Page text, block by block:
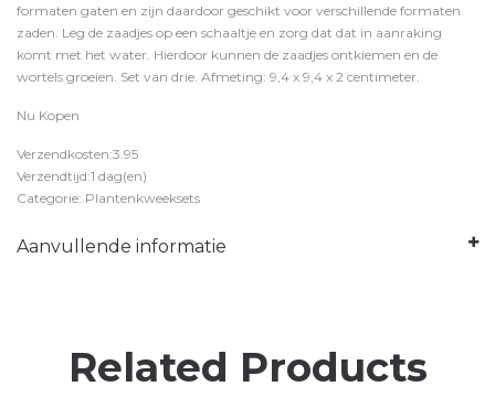
formaten gaten en zijn daardoor geschikt voor verschillende formaten
zaden. Leg de zaadjes op een schaaltje en zorg dat dat in aanraking
komt met het water. Hierdoor kunnen de zaadjes ontkiemen en de
wortels groeien. Set van drie. Afmeting: 9,4 x 9,4 x 2 centimeter.
Nu Kopen
Verzendkosten:3.95
Verzendtijd:1 dag(en)
Categorie: Plantenkweeksets
Aanvullende informatie
Related Products